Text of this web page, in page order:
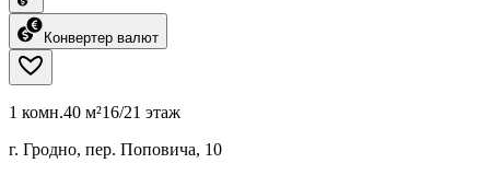
Конвертер валют
1 комн.40 м²16/21 этаж
г. Гродно, пер. Поповича, 10